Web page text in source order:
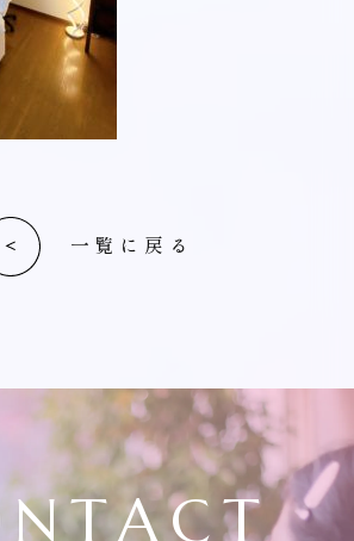
一覧に戻る